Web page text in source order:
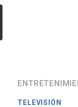
TELEVISIÓN